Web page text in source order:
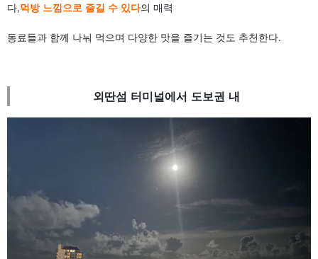
다,먹방 느낌으로 즐길 수 있다의 매력
동료들과 함께 나눠 먹으며 다양한 맛을 즐기는 것도 추천한다.
외딴섬 터미널에서 도보권 내